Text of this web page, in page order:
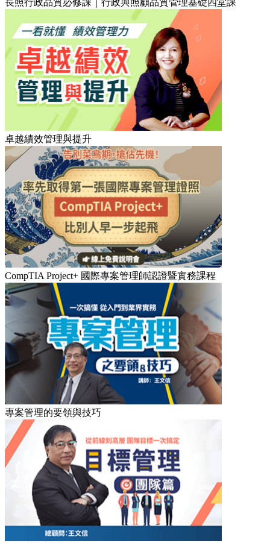
卓越績效管理與提升
CompTIA Project+ 國際專案管理師認證暨實務課程
專案管理的要領與技巧